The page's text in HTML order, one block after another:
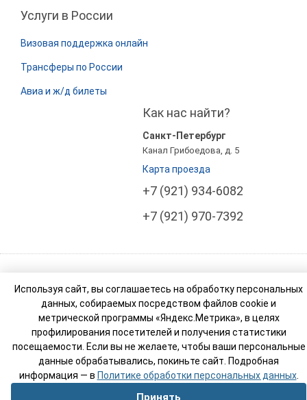
Услуги в России
Визовая поддержка онлайн
Трансферы по России
Авиа и ж/д билеты
Как нас найти?
Санкт-Петербург
Канал Грибоедова, д. 5
Карта проезда
+7 (921) 934-6082
+7 (921) 970-7392
© Компания Росси Тур Бизнес (РТ Бизнес). 2003-
2026
Реестровый номер туроператора: МВТ 007765
Используя сайт, вы соглашаетесь на обработку персональных
данных, собираемых посредством файлов cookie и
метрической программы «Яндекс.Метрика», в целях
профилирования посетителей и получения статистики
посещаемости. Если вы не желаете, чтобы ваши персональные
данные обрабатывались, покиньте сайт. Подробная
информация — в Политике обработки персональных данных.
Принять